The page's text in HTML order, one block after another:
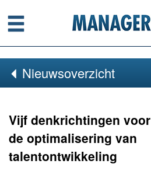
Menu
Nieuwsoverzicht
Vijf denkrichtingen voor
de optimalisering van
talentontwikkeling